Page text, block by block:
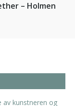
– Holmen
av kunstneren og